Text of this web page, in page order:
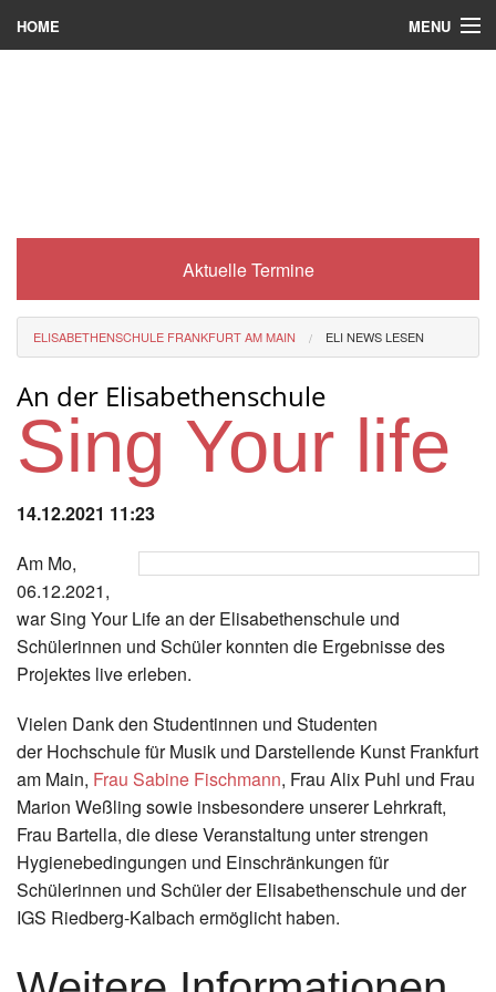
HOME MENU
Eli-Portal
Berufsorientierung
Förderverein
Instagram
Los
Aktuelle Termine
ELISABETHENSCHULE FRANKFURT AM MAIN ELI NEWS LESEN
An der Elisabethenschule
Sing Your life
14.12.2021 11:23
Am Mo,
06.12.2021,
war Sing Your Life an der Elisabethenschule und
Schülerinnen und Schüler konnten die Ergebnisse des
Projektes live erleben.
Vielen Dank den Studentinnen und Studenten
der Hochschule für Musik und Darstellende Kunst Frankfurt
am Main, Frau Sabine Fischmann, Frau Alix Puhl und Frau
Marion Weßling sowie insbesondere unserer Lehrkraft,
Frau Bartella, die diese Veranstaltung unter strengen
Hygienebedingungen und Einschränkungen für
Schülerinnen und Schüler der Elisabethenschule und der
IGS Riedberg-Kalbach ermöglicht haben.